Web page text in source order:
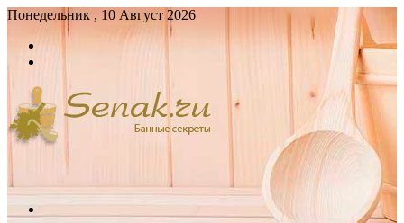
Понедельник , 10 Август 2026
Войти